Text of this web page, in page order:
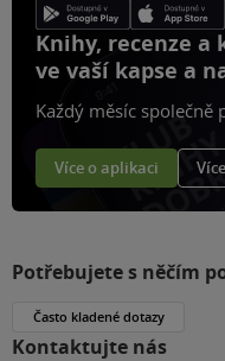
Knihy, recenze a
ve vaší kapse a
Každý měsíc společně
Více o aplikaci
Potřebujete s něčím
Často kladené dotazy
Kontaktujte nás